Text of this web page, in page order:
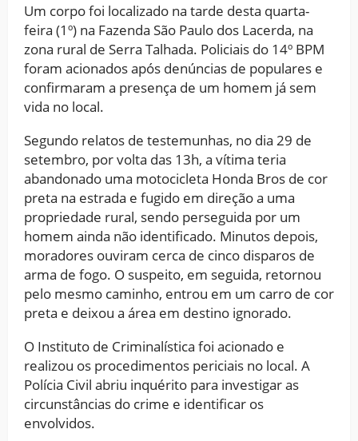
Um corpo foi localizado na tarde desta quarta-
feira (1º) na Fazenda São Paulo dos Lacerda, na
zona rural de Serra Talhada. Policiais do 14º BPM
foram acionados após denúncias de populares e
confirmaram a presença de um homem já sem
vida no local.
Segundo relatos de testemunhas, no dia 29 de
setembro, por volta das 13h, a vítima teria
abandonado uma motocicleta Honda Bros de cor
preta na estrada e fugido em direção a uma
propriedade rural, sendo perseguida por um
homem ainda não identificado. Minutos depois,
moradores ouviram cerca de cinco disparos de
arma de fogo. O suspeito, em seguida, retornou
pelo mesmo caminho, entrou em um carro de cor
preta e deixou a área em destino ignorado.
O Instituto de Criminalística foi acionado e
realizou os procedimentos periciais no local. A
Polícia Civil abriu inquérito para investigar as
circunstâncias do crime e identificar os
envolvidos.